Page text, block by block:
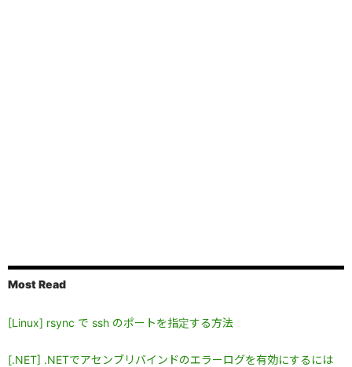
Most Read
[Linux] rsync で ssh のポートを指定する方法
[.NET] .NETでアセンブリバインドのエラーログを有効にするには